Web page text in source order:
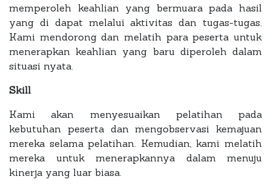
memperoleh keahlian yang bermuara pada hasil
yang di dapat melalui aktivitas dan tugas-tugas.
Kami mendorong dan melatih para peserta untuk
menerapkan keahlian yang baru diperoleh dalam
situasi nyata.
Skill
Kami akan menyesuaikan pelatihan pada
kebutuhan peserta dan mengobservasi kemajuan
mereka selama pelatihan. Kemudian, kami melatih
mereka untuk menerapkannya dalam menuju
kinerja yang luar biasa.